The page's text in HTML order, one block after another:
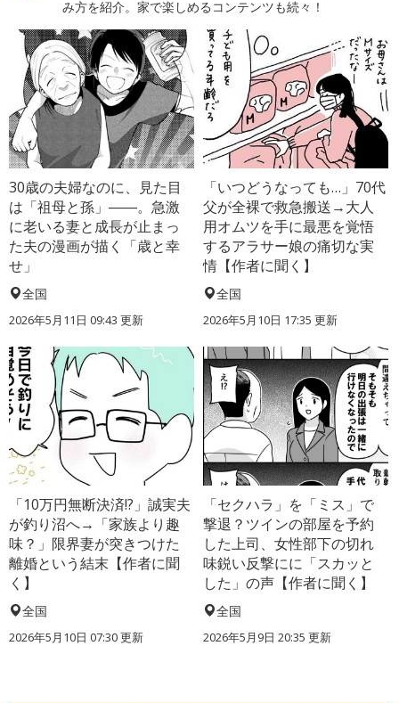
み方を紹介。家で楽しめるコンテンツも続々！
30歳の夫婦なのに、見た目
は「祖母と孫」――。急激
に老いる妻と成長が止まっ
た夫の漫画が描く「歳と幸
せ」
全国
2026年5月11日 09:43 更新
「いつどうなっても…」70代
父が全裸で救急搬送→大人
用オムツを手に最悪を覚悟
するアラサー娘の痛切な実
情【作者に聞く】
全国
2026年5月10日 17:35 更新
「10万円無断決済!?」誠実夫
が釣り沼へ→「家族より趣
味？」限界妻が突きつけた
離婚という結末【作者に聞
く】
全国
2026年5月10日 07:30 更新
「セクハラ」を「ミス」で
撃退？ツインの部屋を予約
した上司、女性部下の切れ
味鋭い反撃にに「スカッと
した」の声【作者に聞く】
全国
2026年5月9日 20:35 更新